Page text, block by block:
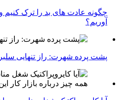
چگونه عادت‌ های بد را ترک
آوریم؟
پشت پرده شهرت: راز تنهایی